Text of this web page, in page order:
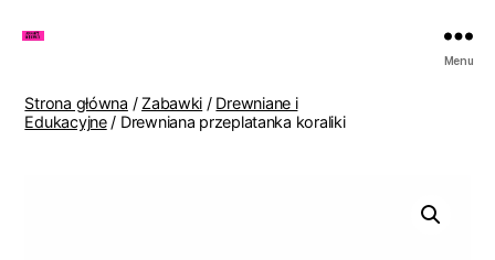
Lenki
Menu
Strona główna /Zabawki / Drewniane i
Edukacyjne/ Drewniana przeplatanka koraliki